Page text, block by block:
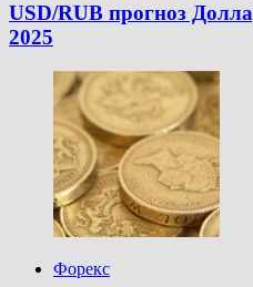
USD/RUB прогноз
2025
Форекс